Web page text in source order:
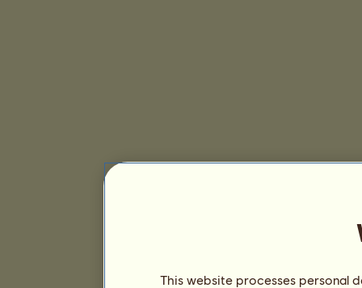
This website processes personal